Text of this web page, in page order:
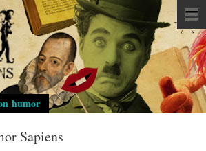
Pasar
al
contenido
principal
humor
Sapiens